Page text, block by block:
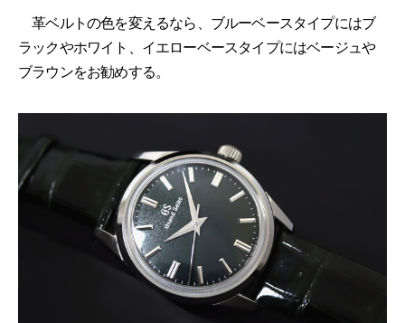
革ベルトの色を変えるなら、ブルーベースタイプにはブ
ラックやホワイト、イエローベースタイプにはベージュや
ブラウンをお勧めする。